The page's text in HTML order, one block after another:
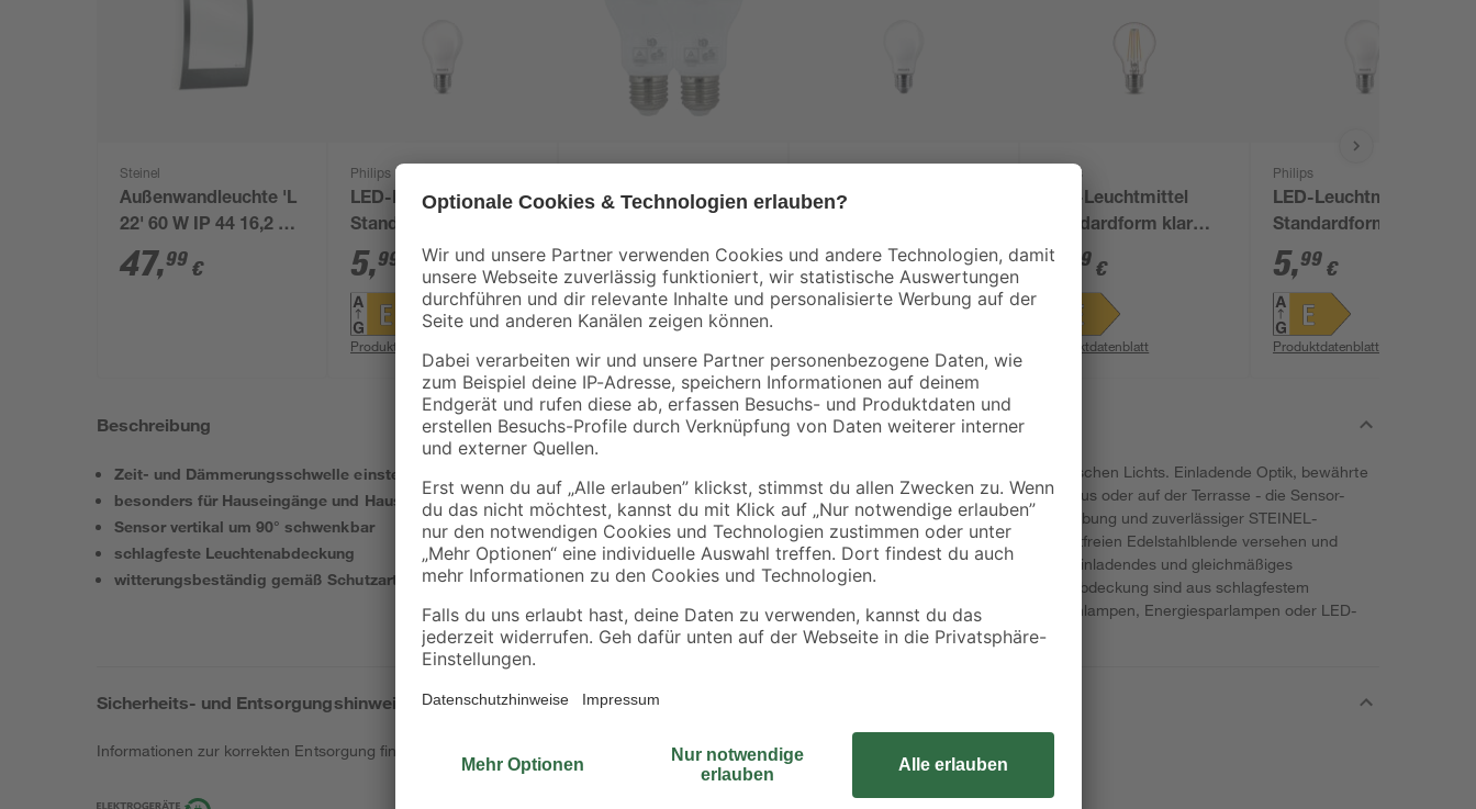
Steinel
Außenwandleuchte 'L
22' 60 W IP 44 16,2 x
8,1 x 28 cm
47,99 €
Philips
LED-Leuchtmittel
Standardform matt
E27 7 W 806 lm
warmweiß
5,99
Produktdatenblatt
LED-Leuchtmittelset
W 806 lm warmweiß 2
Stück
5,99€
LED-Leuchtmittel
Standardform matt
E27 7 W 806 lm
tageslichtweiß
5,99€
Philips
LED-Leuchtmittel
Standardform klar
E27 7 W 806 lm
warmweiß
5 99 €
Produktdatenblatt
Philips
LED-Leuchtmittel
Standardform matt
E27 7 W 806 lm
neutralweiß
5,99 €
Produktdatenblatt
Beschreibung
Zeit- und Dämmerungsschwelle einstellbar
besonders für Hauseingänge und Hausfronten geeignet
Sensor vertikal um 90° schwenkbar
schlagfeste Leuchtenabdeckung
witterungsbeständig gemäß Schutzart IP 44
Der preiswerte Einstieg in die Welt des automatischen Lichts. Einladende Optik, bewährte
Technik: Ob im Eingangsbereich, neben dem Haus oder auf der Terrasse - die Sensor-
Außenleuchte 'L 22 S' punktet mit klarer Formgebung und zuverlässiger STEINEL-
Sensortechnologie. Die Leuchte ist mit einer rostfreien Edelstahlblende versehen und
verbreitet dank lichtdurchlässigem Chassis ein einladendes und gleichmäßiges
Ambientelicht. Praktisch: Sensor und Leuchtenabdeckung sind aus schlagfestem
Polycarbonat gefertigt. Mit E27-Fassung für Glühlampen, Energiesparlampen oder LED-
Leuchtmittel.
Sicherheits- und Entsorgungshinweise
Informationen zur korrekten Entsorgung findest du